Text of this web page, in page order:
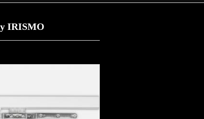
IRISMO